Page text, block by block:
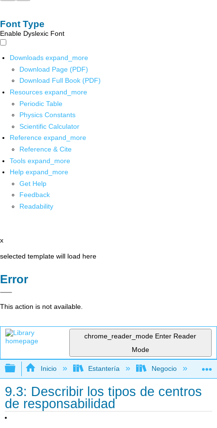
Font Type
Enable Dyslexic Font
Downloads expand_more
Download Page (PDF)
Download Full Book (PDF)
Resources expand_more
Periodic Table
Physics Constants
Scientific Calculator
Reference expand_more
Reference & Cite
Tools expand_more
Help expand_more
Get Help
Feedback
Readability
x
selected template will load here
Error
This action is not available.
chrome_reader_mode Enter Reader
Mode
Expandir/contraer jerarquía global
Inicio Estantería Negocio
9.3: Describir los tipos de centros
de responsabilidad